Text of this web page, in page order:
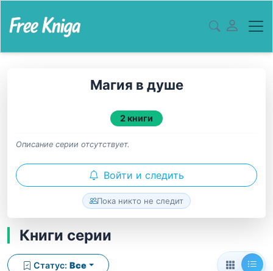
Магия в душе
2 книги
Описание серии отсутствует.
Войти и следить
Пока никто не следит
Книги серии
Статус: Все